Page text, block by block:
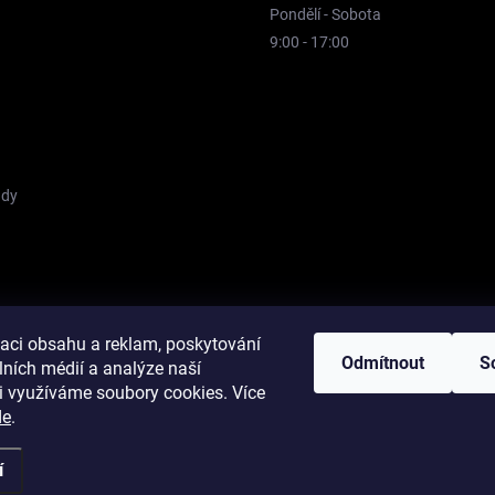
obsahu a reklam, poskytování
médií a analýze naší
využíváme soubory cookies. Více
.
Odmítnout
Pondělí - Sobota
9:00 - 17:00
nastavení cookies